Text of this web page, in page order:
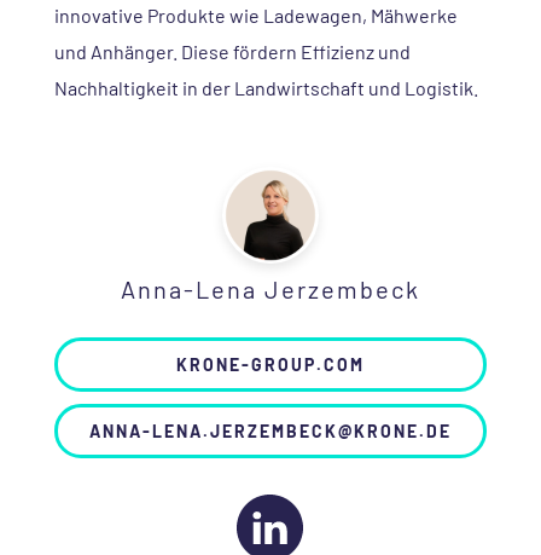
innovative Produkte wie Ladewagen, Mähwerke
und Anhänger. Diese fördern Effizienz und
Nachhaltigkeit in der Landwirtschaft und Logistik.
Anna-Lena Jerzembeck
KRONE-GROUP.COM
ANNA-LENA.JERZEMBECK@KRONE.DE